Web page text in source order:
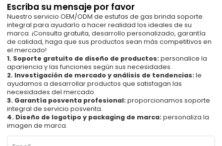
Escriba su mensaje por favor
Nuestro servicio OEM/ODM de estufas de gas brinda soporte
integral para ayudarlo a hacer realidad los ideales de su
marca. ¡Consulta gratuita, desarrollo personalizado, garantía
de calidad, haga que sus productos sean más competitivos en
el mercado!
1. Soporte gratuito de diseño de productos: personalice la
apariencia y las funciones según sus necesidades.
2. Investigación de mercado y análisis de tendencias: le
ayudamos a desarrollar productos que satisfagan las
necesidades del mercado.
3. Garantía posventa profesional: proporcionamos soporte
integral de servicio posventa.
4. Diseño de logotipo y packaging de marca: personaliza la
imagen de marca.